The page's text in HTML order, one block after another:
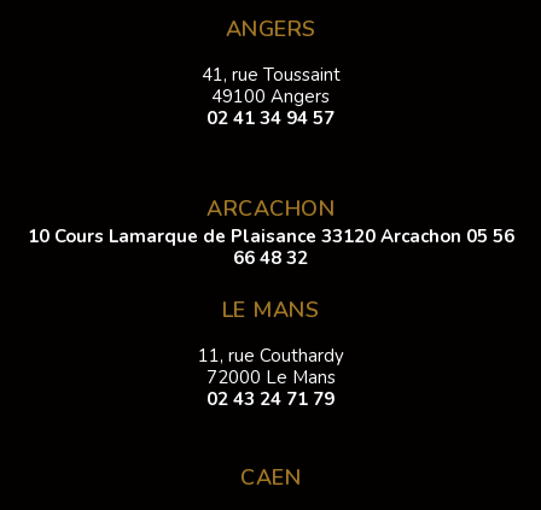
ANGERS
41, rue Toussaint
49100 Angers
02 41 34 94 57
ARCACHON
10 Cours Lamarque de Plaisance 33120 Arcachon 05 56
66 48 32
LE MANS
11, rue Couthardy
72000 Le Mans
02 43 24 71 79
CAEN